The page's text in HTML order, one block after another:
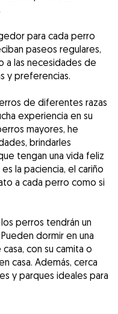
para cada perro
paseos regulares,
a las necesidades de
y preferencias.
de diferentes razas
experiencia en su
mayores, he
brindarles
tengan una vida feliz
la paciencia, el cariño
a cada perro como si
perros tendrán un
dormir en una
con su camita o
casa. Además, cerca
y parques ideales para